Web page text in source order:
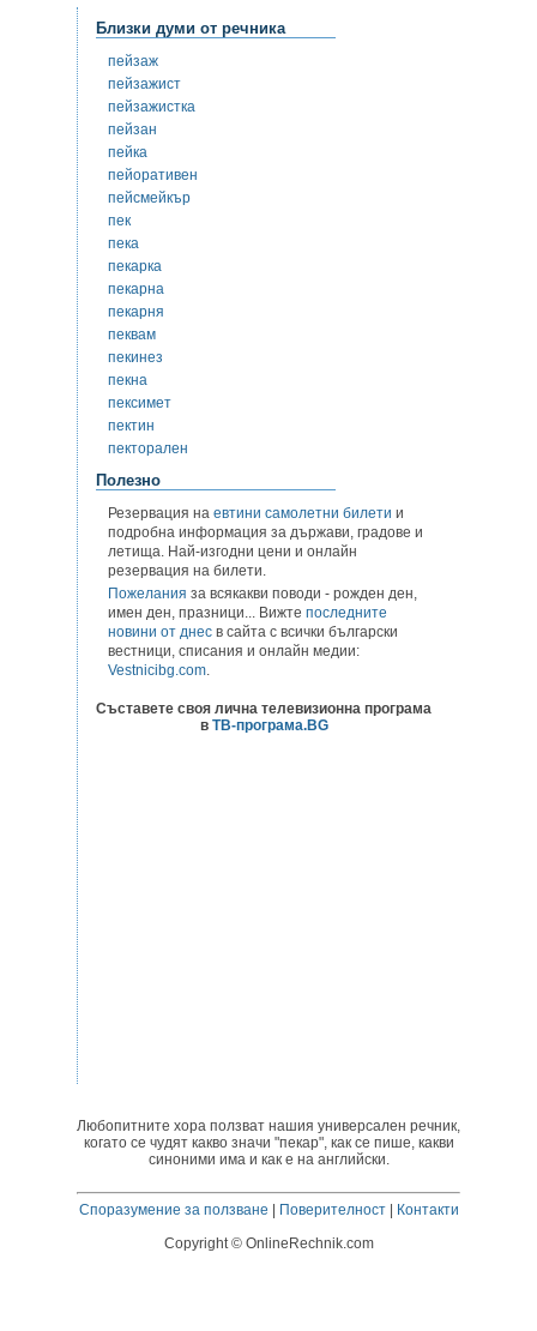
Близки думи от речника
пейзаж
пейзажист
пейзажистка
пейзан
пейка
пейоративен
пейсмейкър
пек
пека
пекарка
пекарна
пекарня
пеквам
пекинез
пекна
пексимет
пектин
пекторален
Полезно
Резервация на евтини самолетни билети и
подробна информация за държави, градове и
летища. Най-изгодни цени и онлайн
резервация на билети.
Пожелания за всякакви поводи - рожден ден,
имен ден, празници... Вижте последните
новини от днес в сайта с всички български
вестници, списания и онлайн медии:
Vestnicibg.com.
Съставете своя лична телевизионна програма
в ТВ-програма.BG
Любопитните хора ползват нашия универсален речник,
когато се чудят какво значи "пекар", как се пише, какви
синоними има и как е на английски.
Споразумение за ползване | Поверителност| Контакти
Copyright © OnlineRechnik.com